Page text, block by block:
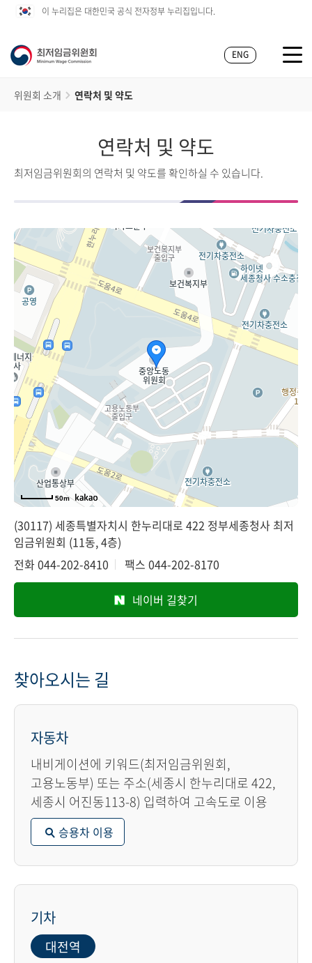
이 누리집은 대한민국 공식 전자정부 누리집입니다.
ENG
위원회 소개 연락처 및 약도
연락처 및 약도
최저임금위원회의 연락처 및 약도를 확인하실 수 있습니다.
50m
(30117) 세종특별자치시 한누리대로 422 정부세종청사 최저
임금위원회 (11동, 4층)
전화044-202-8410 팩스 044-202-8170
네이버 길찾기
찾아오시는 길
자동차
내비게이션에 키워드(최저임금위원회,
고용노동부) 또는 주소(세종시 한누리대로 422,
세종시 어진동113-8) 입력하여 고속도로 이용
승용차 이용
기차
대전역